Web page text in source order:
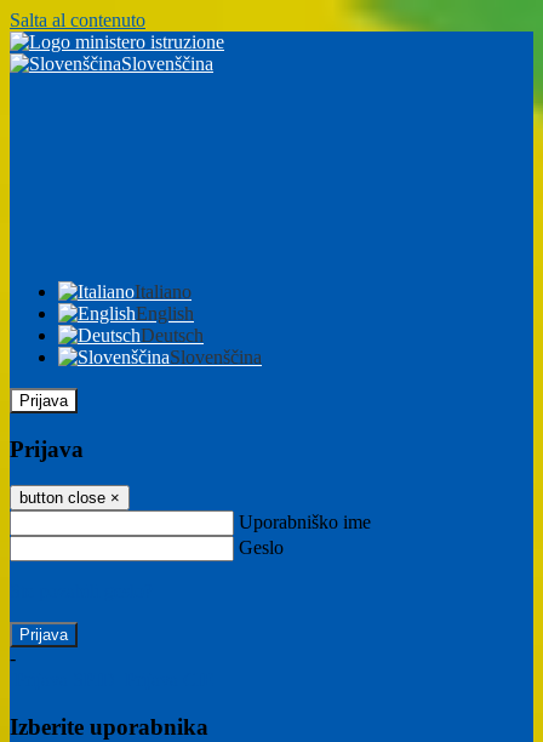
Salta al contenuto
Slovenščina
Italiano
English
Deutsch
Slovenščina
Prijava
Prijava
button close ×
Uporabniško ime
Geslo
-
Izberite uporabnika